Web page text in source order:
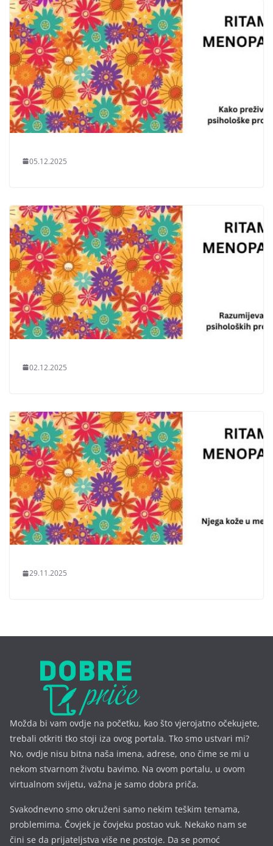
05.12.2025
02.12.2025
29.11.2025
Možda bi vam ovdje na početku, kao što vjerojatno očekujete,
trebali otkriti tko stoji iza ovog portala. Tko smo ustvari mi?
No, ovdje nisu bitna naša imena, adrese, ono čime se mi u
nekom stvarnom životu bavimo. Na ovom portalu, u ovom
virtualnom svijetu, važna je samo dobra priča.
Svakodnevno smo okruženi samo nekim teškim temama,
problemima. Čovjek je čovjeku postao vuk. Nekako nam se
čini se da prijateljstva više ne postoje. Da se pomoć